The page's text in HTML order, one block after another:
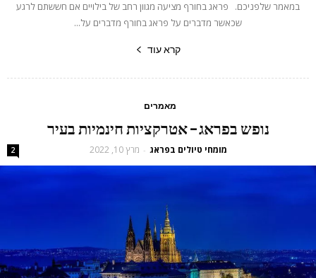
במאמר שלפניכם. פראג בחורף מציעה מגוון רחב של בילויים אם חששתם לרגע
שכאשר מדברים על פראג בחורף מדברים על...
קרא עוד
מאמרים
נופש בפראג – אטרקציות חינמיות בעיר
מומחי טיולים בפראג - מרץ 10, 2022 2